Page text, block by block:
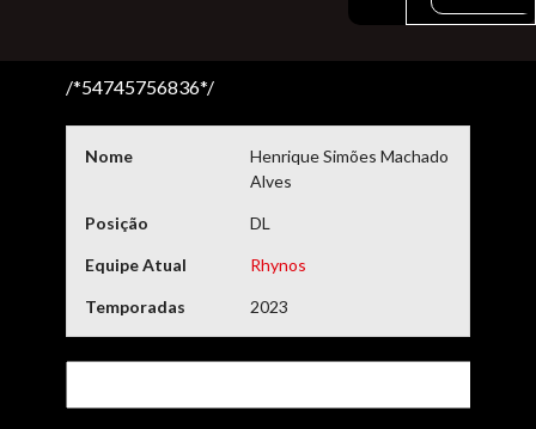
/*54745756836*/
Nome
Henrique Simões Machado
Alves
Posição DL
Equipe Atual Rhynos
Temporadas 2023